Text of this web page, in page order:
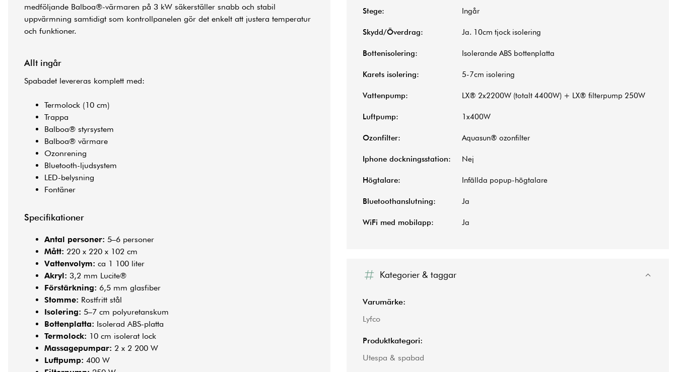
medföljande Balboa®-värmaren på 3 kW säkerställer snabb och stabil
uppvärmning samtidigt som kontrollpanelen gör det enkelt att justera temperatur
och funktioner.
Allt ingår
Spabadet levereras komplett med:
Termolock (10 cm)
Trappa
Balboa® styrsystem
Balboa® värmare
Ozonrening
Bluetooth-ljudsystem
LED-belysning
Fontäner
Specifikationer
Antal personer: 5–6 personer
Mått: 220 x 220 x 102 cm
Vattenvolym: ca 1 100 liter
Akryl: 3,2 mm Lucite®
Förstärkning: 6,5 mm glasfiber
Stomme: Rostfritt stål
Isolering: 5–7 cm polyuretanskum
Bottenplatta: Isolerad ABS-platta
Termolock: 10 cm isolerat lock
Massagepumpar: 2 x 2 200 W
Luftpump: 400 W
Stege: Ingår
Skydd/Överdrag: Ja. 10cm tjock isolering
Bottenisolering: Isolerande ABS bottenplatta
Karets isolering: 5-7cm isolering
Vattenpump: LX® 2x2200W (totalt 4400W) + LX® filterpump 250W
Luftpump: 1x400W
Ozonfilter: Aquasun® ozonfilter
Iphone dockningsstation: Nej
Högtalare: Infällda popup-högtalare
Bluetoothanslutning: Ja
WiFi med mobilapp: Ja
Kategorier & taggar
Varumärke:
Lyfco
Produktkategori:
Utespa & spabad